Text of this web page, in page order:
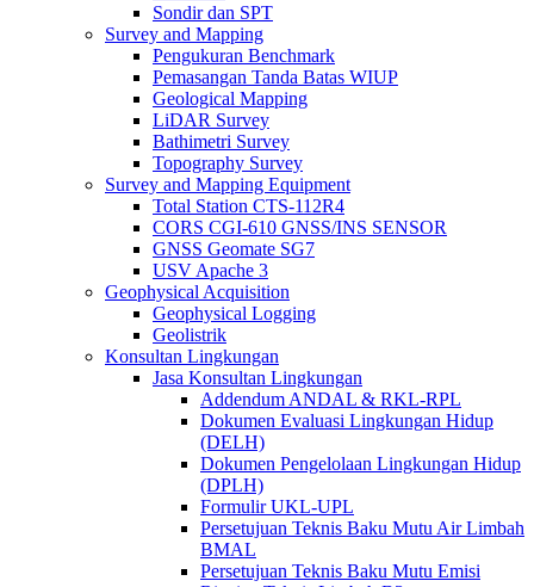
Sondir dan SPT
Survey and Mapping
Pengukuran Benchmark
Pemasangan Tanda Batas WIUP
Geological Mapping
LiDAR Survey
Bathimetri Survey
Topography Survey
Survey and Mapping Equipment
Total Station CTS-112R4
CORS CGI-610 GNSS/INS SENSOR
GNSS Geomate SG7
USV Apache 3
Geophysical Acquisition
Geophysical Logging
Geolistrik
Konsultan Lingkungan
Jasa Konsultan Lingkungan
Addendum ANDAL & RKL-RPL
Dokumen Evaluasi Lingkungan Hidup
(DELH)
Dokumen Pengelolaan Lingkungan Hidup
(DPLH)
Formulir UKL-UPL
Persetujuan Teknis Baku Mutu Air Limbah
BMAL
Persetujuan Teknis Baku Mutu Emisi